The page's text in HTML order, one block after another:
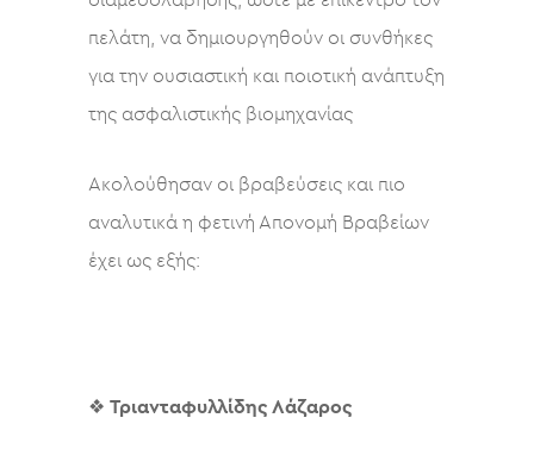
πελάτη, να δημιουργηθούν οι συνθήκες
για την ουσιαστική και ποιοτική ανάπτυξη
της ασφαλιστικής βιομηχανίας
Ακολούθησαν οι βραβεύσεις και πιο
αναλυτικά η φετινή Απονομή Βραβείων
έχει ως εξής:
❖ Τριανταφυλλίδης Λάζαρος